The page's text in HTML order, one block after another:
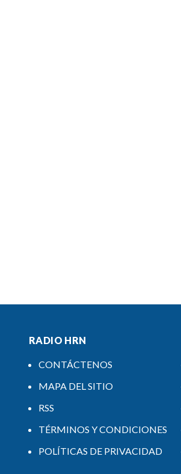
RADIO HRN
CONTÁCTENOS
MAPA DEL SITIO
RSS
TÉRMINOS Y CONDICIONES
POLÍTICAS DE PRIVACIDAD